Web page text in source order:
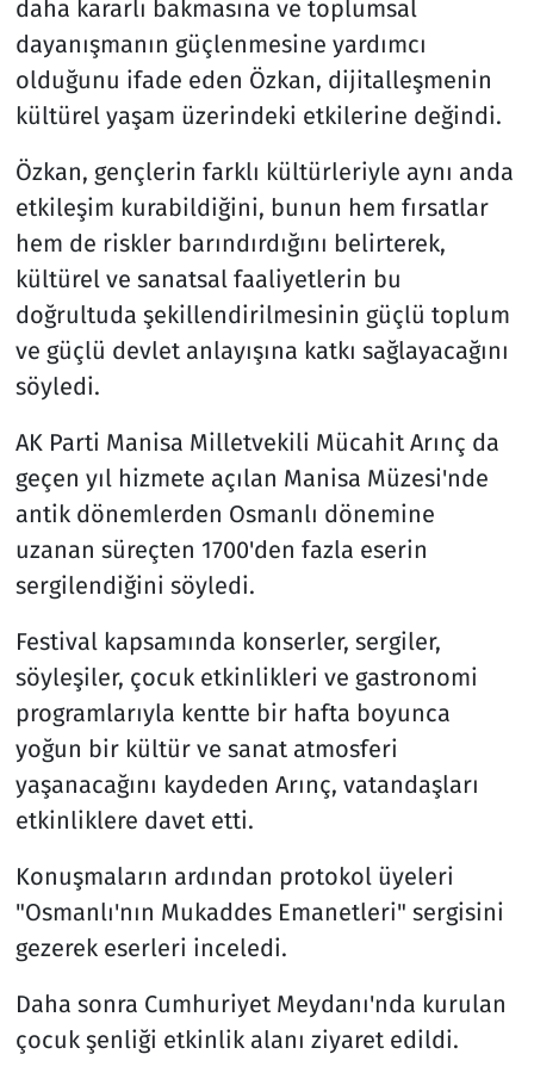
daha kararlı bakmasına ve toplumsal
dayanışmanın güçlenmesine yardımcı
olduğunu ifade eden Özkan, dijitalleşmenin
kültürel yaşam üzerindeki etkilerine değindi.
Özkan, gençlerin farklı kültürleriyle aynı anda
etkileşim kurabildiğini, bunun hem fırsatlar
hem de riskler barındırdığını belirterek,
kültürel ve sanatsal faaliyetlerin bu
doğrultuda şekillendirilmesinin güçlü toplum
ve güçlü devlet anlayışına katkı sağlayacağını
söyledi.
AK Parti Manisa Milletvekili Mücahit Arınç da
geçen yıl hizmete açılan Manisa Müzesi'nde
antik dönemlerden Osmanlı dönemine
uzanan süreçten 1700'den fazla eserin
sergilendiğini söyledi.
Festival kapsamında konserler, sergiler,
söyleşiler, çocuk etkinlikleri ve gastronomi
programlarıyla kentte bir hafta boyunca
yoğun bir kültür ve sanat atmosferi
yaşanacağını kaydeden Arınç, vatandaşları
etkinliklere davet etti.
Konuşmaların ardından protokol üyeleri
"Osmanlı'nın Mukaddes Emanetleri" sergisini
gezerek eserleri inceledi.
Daha sonra Cumhuriyet Meydanı'nda kurulan
çocuk şenliği etkinlik alanı ziyaret edildi.